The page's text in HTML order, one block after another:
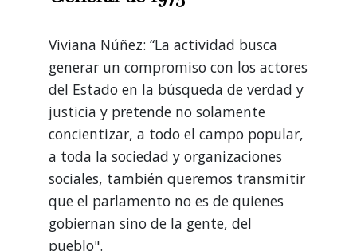
Viviana Núñez: “La actividad busca
generar un compromiso con los actores
del Estado en la búsqueda de verdad y
justicia y pretende no solamente
concientizar, a todo el campo popular,
a toda la sociedad y organizaciones
sociales, también queremos transmitir
que el parlamento no es de quienes
gobiernan sino de la gente, del
pueblo".